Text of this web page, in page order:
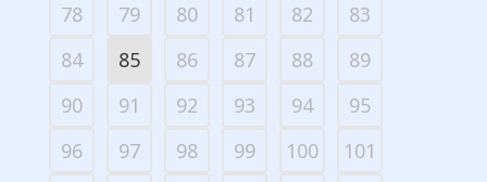
78
79 80 81 82
83
84
85 86 87 88
89
90
91 92 93 94
95
96
97 98 99 100
101